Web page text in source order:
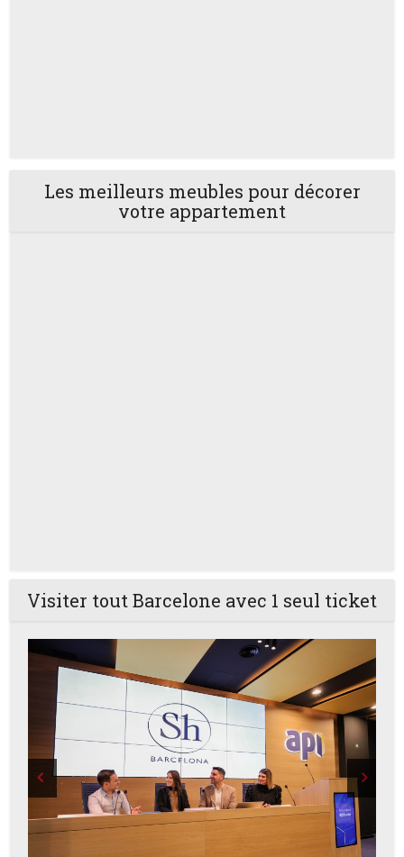
Les meilleurs meubles pour décorer
votre appartement
Visiter tout Barcelone avec 1 seul ticket